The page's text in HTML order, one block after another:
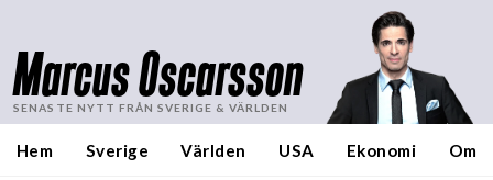
Marcus Oscarsson
SENASTE NYTT FRÅN SVERIGE & VÄRLDEN
Hem Sverige Världen USA Ekonomi Om